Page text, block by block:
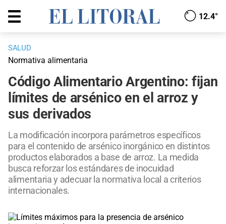
12.4°
SALUD
Normativa alimentaria
Código Alimentario Argentino: fijan
límites de arsénico en el arroz y
sus derivados
La modificación incorpora parámetros específicos
para el contenido de arsénico inorgánico en distintos
productos elaborados a base de arroz. La medida
busca reforzar los estándares de inocuidad
alimentaria y adecuar la normativa local a criterios
internacionales.